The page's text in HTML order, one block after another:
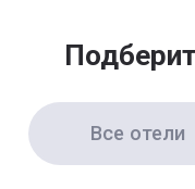
Все отели